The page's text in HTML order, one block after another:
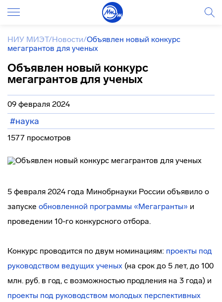
НИУ МИЭТ/Новости/Объявлен новый конкурс
мегагрантов для ученых
Объявлен новый конкурс
мегагрантов для ученых
09 февраля 2024
#наука
1577 просмотров
5 февраля 2024 года Минобрнауки России объявило о
запуске обновленной программы «Мегагранты» и
проведении 10-го конкурсного отбора.
Конкурс проводится по двум номинациям: проекты под
руководством ведущих ученых (на срок до 5 лет, до 100
млн. руб. в год, с возможностью продления на 3 года) и
проекты под руководством молодых перспективных